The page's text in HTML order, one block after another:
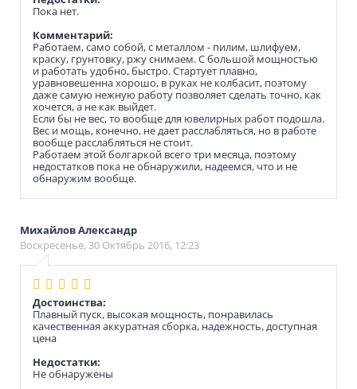
Пока нет.
Комментарий:
Работаем, само собой, с металлом - пилим, шлифуем,
краску, грунтовку, ржу снимаем. С большой мощностью
и работать удобно, быстро. Стартует плавно,
уравновешенна хорошо, в руках не колбасит, поэтому
даже самую нежную работу позволяет сделать точно, как
хочется, а не как выйдет.
Если бы не вес, то вообще для ювелирных работ подошла.
Вес и мощь, конечно, не дает расслабляться, но в работе
вообще расслабляться не стоит.
Работаем этой болгаркой всего три месяца, поэтому
недостатков пока не обнаружили, надеемся, что и не
обнаружим вообще.
Михайлов Александр
Воскресенье, 30 Октябрь 2016, 12:23
Достоинства:
Плавный пуск, высокая мощность, понравилась
качественная аккуратная сборка, надежность, доступная
цена
Недостатки:
Не обнаружены